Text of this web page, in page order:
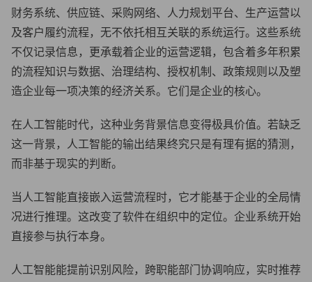
财务系统、供应链、采购网络、人力规划平台、生产运营以
及客户履约流程，无不依托相互关联的系统运行。这些系统
不仅记录信息，更承载着企业的运营逻辑，包含着多年积累
的流程知识与数据、治理结构、授权机制、政策规则以及塑
造企业每一项决策的经济关系。它们是企业的核心。
在人工智能时代，这种业务背景信息变得极具价值。若缺乏
这一背景，人工智能的输出结果终究只是有理有据的猜测，
而非基于现实的判断。
当人工智能直接嵌入运营流程时，它才能基于企业的全局情
况进行推理。这改变了软件在组织中的定位。企业系统开始
直接参与执行本身。
人工智能能提前识别风险，跨职能部门协调响应，实时推荐